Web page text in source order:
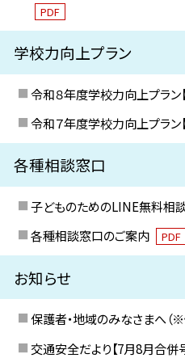
PDF
学校力向上プラン
令和８年度学校力向上プラン
令和７年度学校力向上プラン
各種相談窓口
子どものためのLINE無料相
各種相談窓口のご案内 PDF
お知らせ
保護者・地域のみなさまへ（
交通安全だより【7月8月合併